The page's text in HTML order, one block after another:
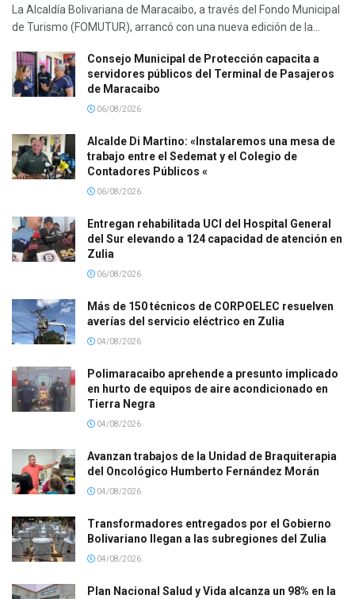
La Alcaldía Bolivariana de Maracaibo, a través del Fondo Municipal
de Turismo (FOMUTUR), arrancó con una nueva edición de la...
Consejo Municipal de Protección capacita a
servidores públicos del Terminal de Pasajeros
de Maracaibo
06/08/2026
Alcalde Di Martino: «Instalaremos una mesa de
trabajo entre el Sedemat y el Colegio de
Contadores Públicos «
06/08/2026
Entregan rehabilitada UCI del Hospital General
del Sur elevando a 124 capacidad de atención en
Zulia
06/08/2026
Más de 150 técnicos de CORPOELEC resuelven
averías del servicio eléctrico en Zulia
04/08/2026
Polimaracaibo aprehende a presunto implicado
en hurto de equipos de aire acondicionado en
Tierra Negra
04/08/2026
Avanzan trabajos de la Unidad de Braquiterapia
del Oncológico Humberto Fernández Morán
04/08/2026
Transformadores entregados por el Gobierno
Bolivariano llegan a las subregiones del Zulia
04/08/2026
Plan Nacional Salud y Vida alcanza un 98% en la